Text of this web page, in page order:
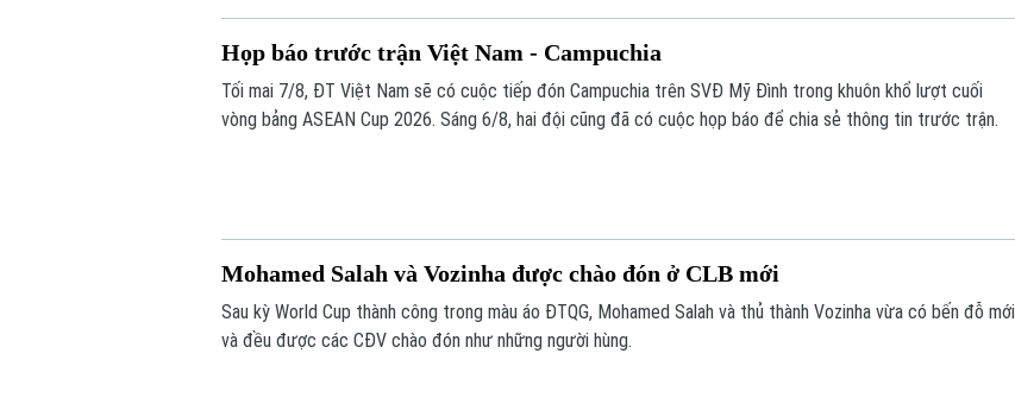
Họp báo trước trận Việt Nam - Campuchia
Tối mai 7/8, ĐT Việt Nam sẽ có cuộc tiếp đón Campuchia trên SVĐ Mỹ Đình trong khuôn khổ lượt cuối
vòng bảng ASEAN Cup 2026. Sáng 6/8, hai đội cũng đã có cuộc họp báo để chia sẻ thông tin trước trận.
Mohamed Salah và Vozinha được chào đón ở CLB mới
Sau kỳ World Cup thành công trong màu áo ĐTQG, Mohamed Salah và thủ thành Vozinha vừa có bến đỗ mới
và đều được các CĐV chào đón như những người hùng.